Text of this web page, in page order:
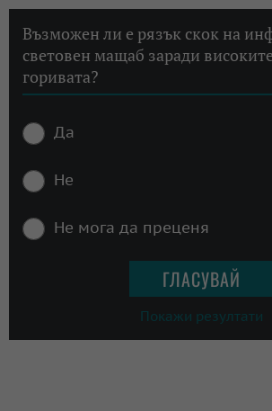
Възможен ли е рязък скок на
световен мащаб заради
горивата?
Да
Не
Не мога да преценя
Покажи резултати